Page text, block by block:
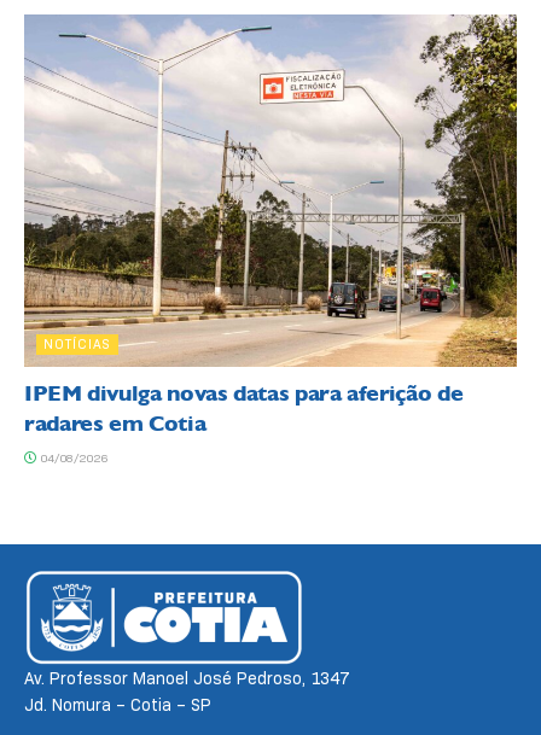
NOTÍCIAS
IPEM divulga novas datas para aferição de
radares em Cotia
04/08/2026
Av. Professor Manoel José Pedroso, 1347
Jd. Nomura – Cotia – SP